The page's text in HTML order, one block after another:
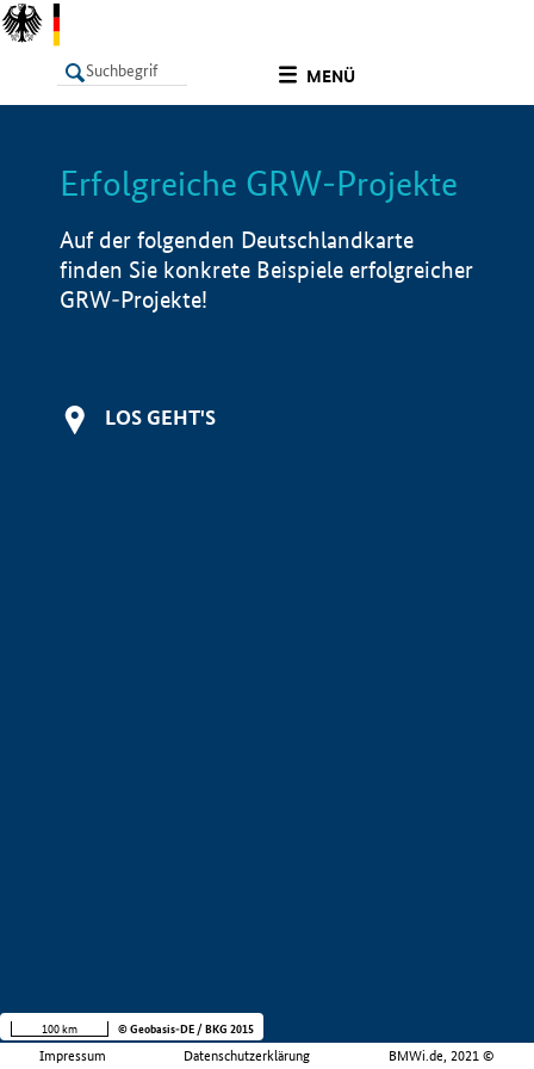
MENÜ
LISTE Info
Erfolgreiche GRW-Projekte
Auf der folgenden Deutschlandkarte
finden Sie konkrete Beispiele erfolgreicher
GRW-Projekte!
LOS GEHT'S
Impressum Datenschutzerklärung BMWi.de, 2021 ©
100 km © Geobasis-DE / BKG 2015